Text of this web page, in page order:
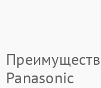
Panasonic